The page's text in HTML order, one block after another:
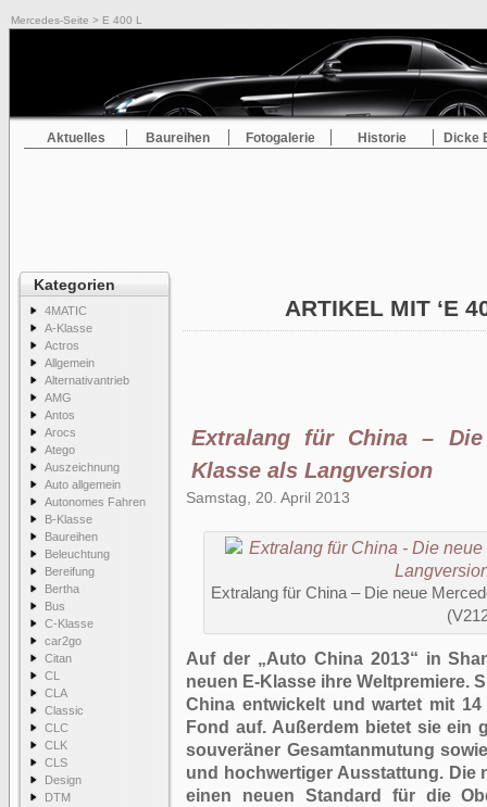
Mercedes-Seite > E 400 L
Aktuelles Baureihen Fotogalerie Historie Dicke
Kategorien
4MATIC
A-Klasse
Actros
Allgemein
Alternativantrieb
AMG
Antos
Arocs
Atego
Auszeichnung
Auto allgemein
Autonomes Fahren
B-Klasse
Baureihen
Beleuchtung
Bereifung
Bertha
Bus
C-Klasse
car2go
Citan
CL
CLA
Classic
CLC
CLK
CLS
Design
DTM
ARTIKEL MIT ‘E
Extralang für China – Die
Klasse als Langversion
Samstag, 20. April 2013
Extralang für China – Die neue
Auf der „Auto China 2013“ in
neuen E-Klasse ihre Weltpremiere.
China entwickelt und wartet mit
Fond auf. Außerdem bietet sie ein
souveräner Gesamtanmutung
und hochwertiger Ausstattung. Die
einen neuen Standard für die